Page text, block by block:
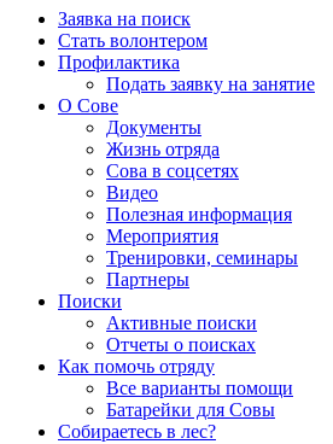
Заявка на поиск
Стать волонтером
Профилактика
Подать заявку на занятие
О Сове
Документы
Жизнь отряда
Сова в соцсетях
Видео
Полезная информация
Мероприятия
Тренировки, семинары
Партнеры
Поиски
Активные поиски
Отчеты о поисках
Как помочь отряду
Все варианты помощи
Батарейки для Совы
Собираетесь в лес?